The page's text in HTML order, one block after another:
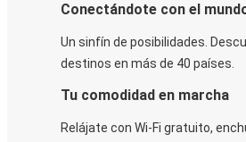
Conectándote con el
Un sinfín de posibilidades.
destinos en más de 40 países.
Tu comodidad en marcha
Relájate con Wi-Fi gratuito,